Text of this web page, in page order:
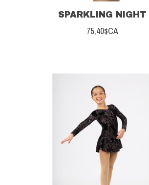
SPARKLING NIGHT
75,40$CA